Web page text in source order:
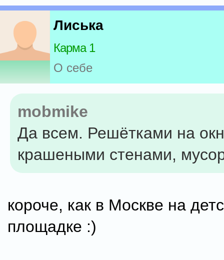
Лиська
Карма 1
О себе
mobmike
Да всем. Решётками на
крашеными стенами,
короче, как в Москве на
площадке :)